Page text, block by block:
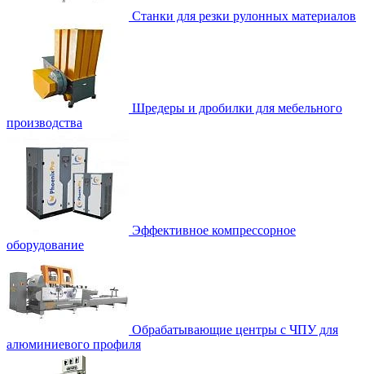
Станки для резки рулонных материалов
Шредеры и дробилки для мебельного
производства
Эффективное компрессорное
оборудование
Обрабатывающие центры с ЧПУ для
алюминиевого профиля